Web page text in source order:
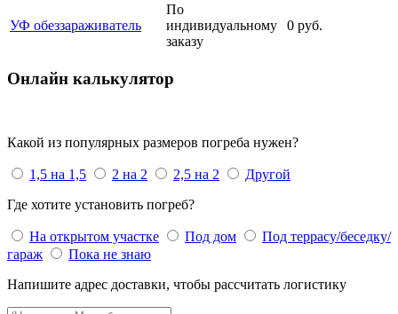
УФ обеззараживатель
По
индивидуальному
заказу
0 руб.
Онлайн калькулятор
Какой из популярных размеров погреба нужен?
1,5 на 1,5 2 на 2 2,5 на 2
Другой
Где хотите установить погреб?
На открытом участке Под дом
Под террасу/беседку/
гараж
Пока не знаю
Напишите адрес доставки, чтобы рассчитать логистику